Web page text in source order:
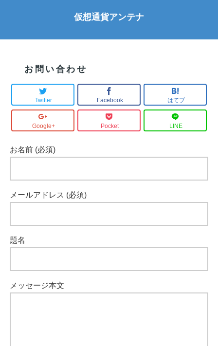
仮想通貨アンテナ
お問い合わせ
Twitter Facebook はてブ
Google+ Pocket LINE
お名前 (必須)
メールアドレス (必須)
題名
メッセージ本文